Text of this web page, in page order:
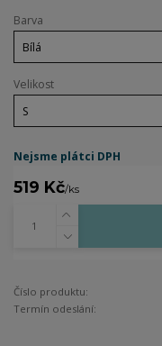
Barva
Velikost
Nejsme plátci DPH
519 Kč/ks
Číslo produktu:
Termín odeslání: